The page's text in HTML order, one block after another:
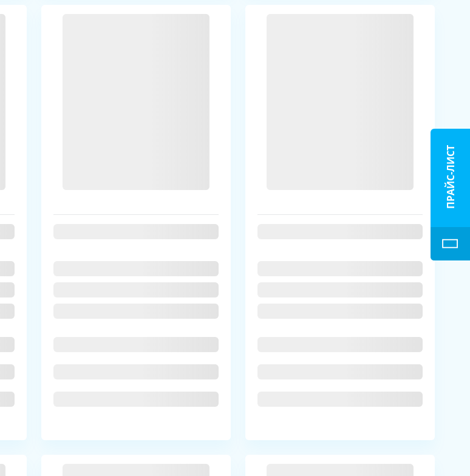
ПРАЙС-ЛИСТ